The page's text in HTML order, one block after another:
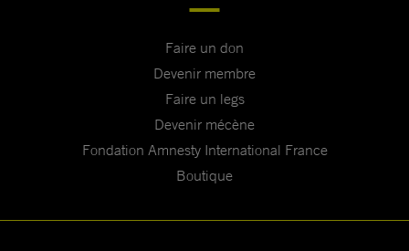
Faire un don
Devenir membre
Faire un legs
Devenir mécène
Fondation Amnesty International France
Boutique